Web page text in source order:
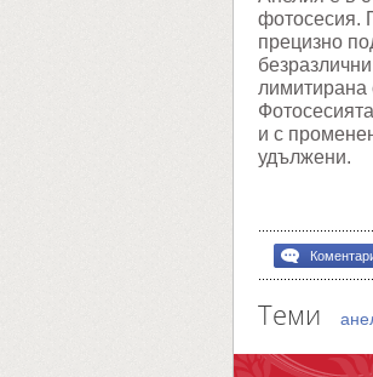
фотосесия.
прецизно
лимитирана
и с
удължени.
Теми